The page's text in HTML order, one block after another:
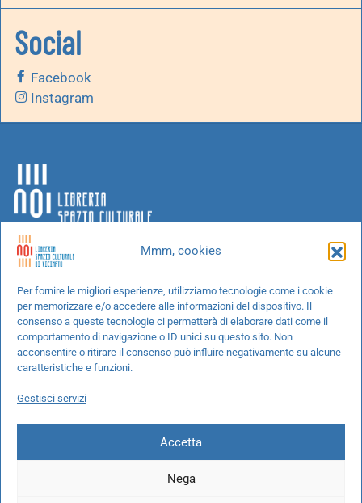
Mmm, cookies
Per fornire le migliori esperienze, utilizziamo tecnologie come i cookie
per memorizzare e/o accedere alle informazioni del dispositivo. Il
consenso a queste tecnologie ci permetterà di elaborare dati come il
comportamento di navigazione o ID unici su questo sito. Non
acconsentire o ritirare il consenso può influire negativamente su alcune
caratteristiche e funzioni.
Gestisci servizi
Accetta
Nega
Social
Facebook
Instagram
Chi siamo
Progetti speciali
Richiedi un libro
Spedizioni
Cookie Policy